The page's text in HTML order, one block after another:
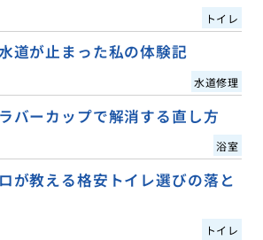
トイレ
道が止まった私の体験記
水道修理
バーカップで解消する直し方
浴室
が教える格安トイレ選びの落と
トイレ